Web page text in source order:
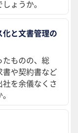
ょうか。
と文書管理の
たものの、総
や契約書など
を余儀なくさ